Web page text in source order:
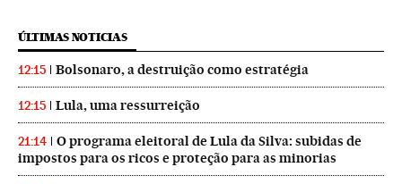
ÚLTIMAS NOTICIAS
12:15 Bolsonaro, a destruição como estratégia
12:15 Lula, uma ressurreição
21:14
O programa eleitoral de Lula da Silva: subidas de
impostos para os ricos e proteção para as minorias